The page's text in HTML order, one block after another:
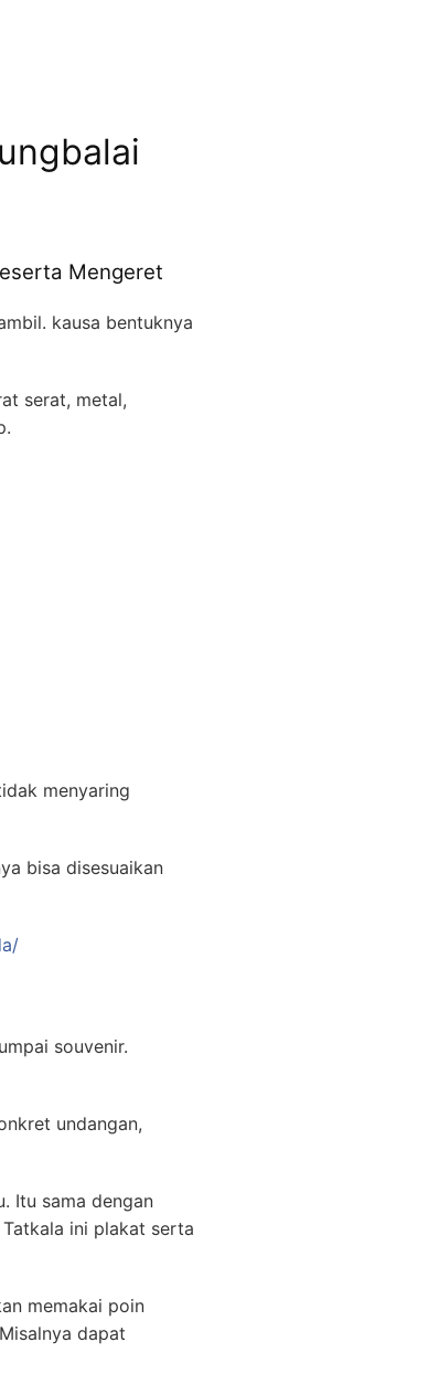
Mengeret
kausa bentuknya
serat, metal,
menyaring
bisa disesuaikan
souvenir.
undangan,
Itu sama dengan
ini plakat serta
memakai poin
dapat